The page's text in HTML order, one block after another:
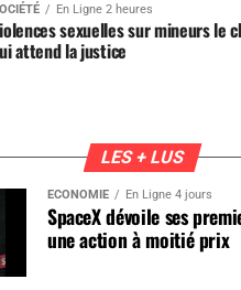
En Ligne 2 heures
sexuelles sur mineurs le
attend la justice
LES + LUS
ÉCONOMIE En Ligne 4 jours
SpaceX dévoile ses
une action à moitié prix